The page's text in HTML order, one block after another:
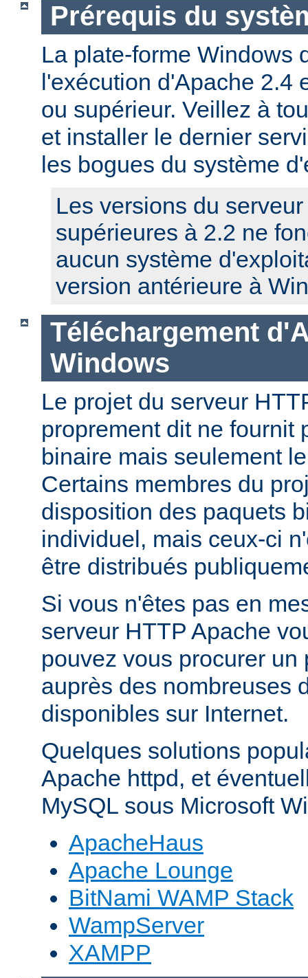
Prérequis du
La plate-forme Windows
l'exécution d'Apache 2.4
ou supérieur. Veillez à
et installer le dernier
les bogues du système
Les versions du
supérieures à 2.2 ne
aucun système
version antérieure à
Téléchargement
Windows
Le projet du serveur
proprement dit ne fournit
binaire mais seulement
Certains membres du
disposition des paquets
individuel, mais ceux-ci
être distribués
Si vous n'êtes pas en
serveur HTTP Apache
pouvez vous procurer un
auprès des nombreuses
disponibles sur Internet.
Quelques solutions
Apache httpd, et
MySQL sous Microsoft
ApacheHaus
Apache Lounge
BitNami WAMP Stack
WampServer
XAMPP